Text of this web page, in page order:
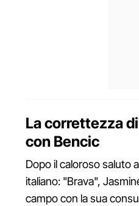
La correttezza
con Bencic
Dopo il caloroso saluto
italiano: "Brava",
campo con la sua